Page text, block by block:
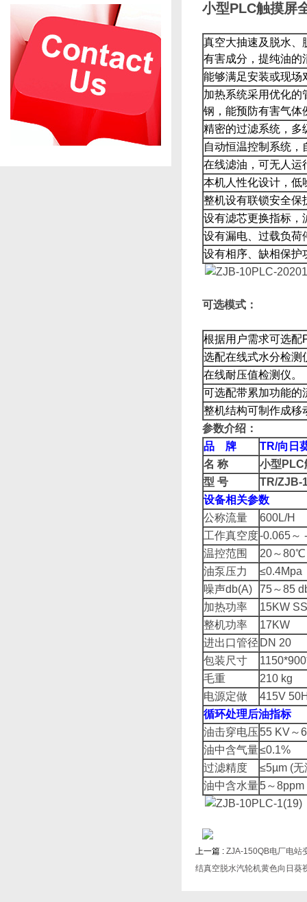
小型PLC触摸屏
真空大抽速及脱水、
有害成分，提纯油的
能够满足安装或现场
加热系统采用优化的管
钢，能预防有害气体
精密的过滤系统，多
自动恒温控制系统，
在线滤油，可无人运
本机人性化设计，低噪
整机设有联锁安全保护
设有滤芯更换指标
设有漏电、过载负荷
设有相序、缺相保护功
可选模式：
根据用户需求可选配
选配在线式水分检测
在线耐压值检测仪。
可选配带累加功能的流
整机结构可制作成移动
参数介绍：
品 牌
TR/向日
名 称
小型PLC
型 号
TR/ZJB-
设备相关参数
公称流量
600L/H
工作真空度-0.065～
温控范围
20～80℃
油泵压力
≤0.4Mpa
噪声db(A)
75～85
加热功率
15KW
整机功率
17KW
进出口管径 DN 20
包装尺寸
毛重
210 kg
电源定做
415V
循环处理后油指标
油击穿电压 55 KV～
油中含气量≤0.1%
过滤精度
≤5µm (无
油中含水量5～8ppm
上一篇 : ZJA-150QB电厂电站
结真空脱水汽轮机黄色向日葵